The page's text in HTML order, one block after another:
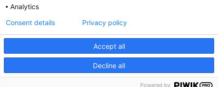
De grootste kennisbank van het HBO
Inspiratie op jouw vakgebied
Vrij toegankelijk
Analytics
Accept all
Decline all
Consent details Privacy policy
Powered by